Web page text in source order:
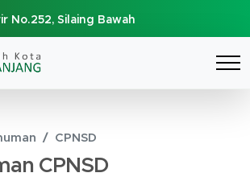
No.252, Silaing Bawah
CPNSD
CPNSD